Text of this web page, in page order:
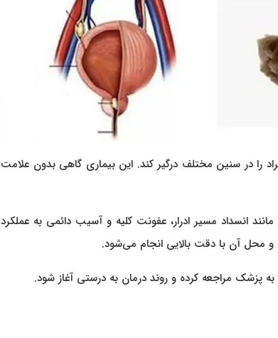
را در سنین مختلف درگیر کند. این بیماری گاهی بدون علامت
انسداد مسیر ادرار، عفونت کلیه و آسیب دائمی به عملکرد
و محل آن با دقت بالایی انجام می‌شود.
پزشک مراجعه کرده و روند درمان به ‌درستی آغاز شود.